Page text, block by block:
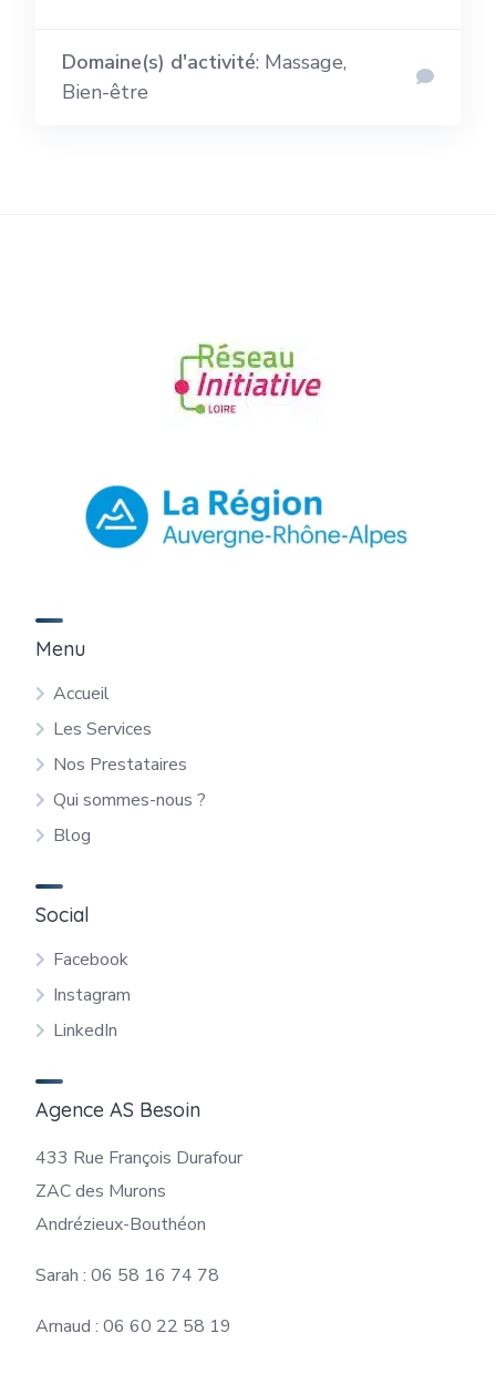
Domaine(s) d'activité: Massage,
Bien-être
Menu
Accueil
Les Services
Nos Prestataires
Qui sommes-nous ?
Blog
Social
Facebook
Instagram
LinkedIn
Agence AS Besoin
433 Rue François Durafour
ZAC des Murons
Andrézieux-Bouthéon
Sarah : 06 58 16 74 78
Arnaud : 06 60 22 58 19